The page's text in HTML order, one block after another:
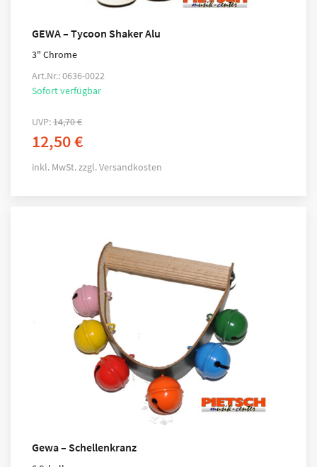
GEWA – Tycoon Shaker Alu
3" Chrome
Art.Nr.: 0636-0022
Sofort verfügbar
UVP:14,70€
12,50€
inkl. MwSt.zzgl.Versandkosten
Gewa – Schellenkranz